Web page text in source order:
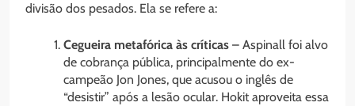
divisão dos pesados. Ela se refere a:
Cegueira metafórica às críticas – Aspinall foi alvo
de cobrança pública, principalmente do ex-
campeão Jon Jones, que acusou o inglês de
“desistir” após a lesão ocular. Hokit aproveita essa